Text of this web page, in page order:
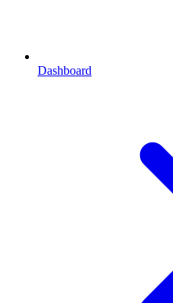
Dashboard